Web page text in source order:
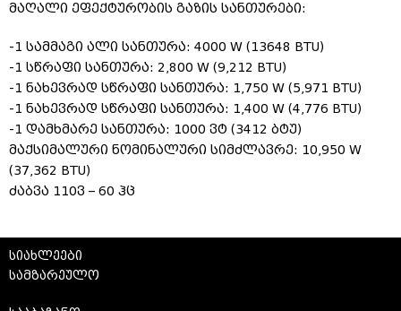
მაღალი ეფექტურობის გაზის სანთურები:
-1 სამმაგი ალი სანთურა: 4000 W (13648 BTU)
-1 სწრაფი სანთურა: 2,800 W (9,212 BTU)
-1 ნახევრად სწრაფი სანთურა: 1,750 W (5,971 BTU)
-1 ნახევრად სწრაფი სანთურა: 1,400 W (4,776 BTU)
-1 დამხმარე სანთურა: 1000 ვტ (3412 ბტუ)
მაქსიმალური ნომინალური სიმძლავრე: 10,950 W
(37,362 BTU)
ძაბვა 110ვ – 60 ჰც
სიახლეები
სამზარეულო